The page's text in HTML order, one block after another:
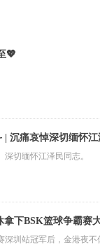
💖
| 沉痛哀悼深切缅怀
切缅怀江泽民同志。
下BSK篮球争霸赛
圳站冠军后，金港夜不